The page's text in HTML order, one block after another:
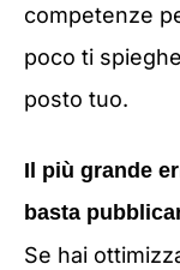
competenze
poco ti
posto tuo.
Il più grande
basta
Se hai